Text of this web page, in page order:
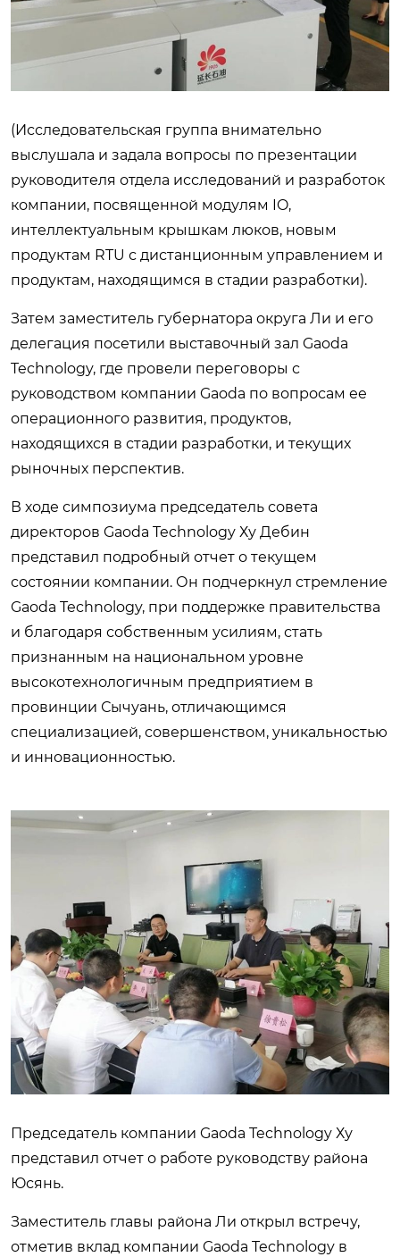
(Исследовательская группа внимательно
выслушала и задала вопросы по презентации
руководителя отдела исследований и разработок
компании, посвященной модулям IO,
интеллектуальным крышкам люков, новым
продуктам RTU с дистанционным управлением и
продуктам, находящимся в стадии разработки).
Затем заместитель губернатора округа Ли и его
делегация посетили выставочный зал Gaoda
Technology, где провели переговоры с
руководством компании Gaoda по вопросам ее
операционного развития, продуктов,
находящихся в стадии разработки, и текущих
рыночных перспектив.
В ходе симпозиума председатель совета
директоров Gaoda Technology Ху Дебин
представил подробный отчет о текущем
состоянии компании. Он подчеркнул стремление
Gaoda Technology, при поддержке правительства
и благодаря собственным усилиям, стать
признанным на национальном уровне
высокотехнологичным предприятием в
провинции Сычуань, отличающимся
специализацией, совершенством, уникальностью
и инновационностью.
Председатель компании Gaoda Technology Ху
представил отчет о работе руководству района
Юсянь.
Заместитель главы района Ли открыл встречу,
отметив вклад компании Gaoda Technology в